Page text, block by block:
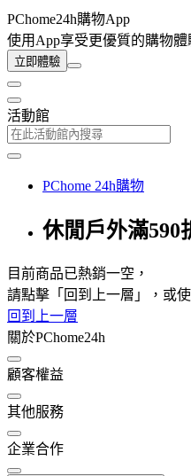
PChome24h購物App
使用App享受更優質的購物體
立即體驗
活動館
PChome 24h購物
休閒戶外滿590
目前商品已熱銷一空，
請點擊「回到上一層」，或
回到上一層
關於PChome24h
顧客權益
其他服務
企業合作